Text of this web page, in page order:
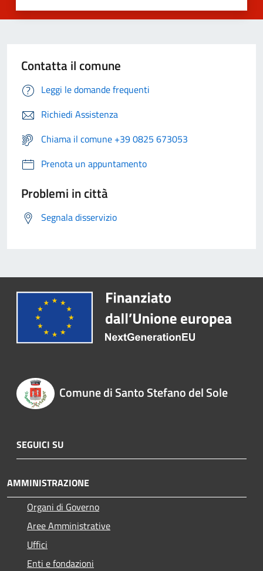
Contatta il comune
Leggi le domande frequenti
Richiedi Assistenza
Chiama il comune +39 0825 673053
Prenota un appuntamento
Problemi in città
Segnala disservizio
Comune di Santo Stefano del Sole
SEGUICI SU
AMMINISTRAZIONE
Organi di Governo
Aree Amministrative
Uffici
Enti e fondazioni